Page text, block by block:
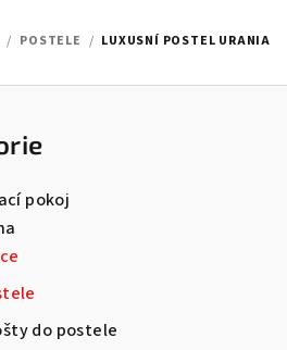
/ POSTELE / LUXUSNÍ POSTEL URANIA
pokoj
do postele